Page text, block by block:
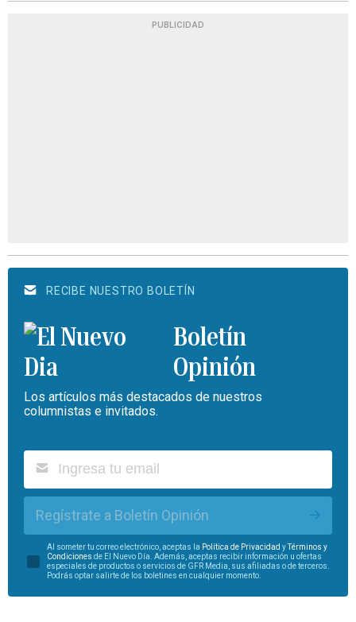
PUBLICIDAD
RECIBE NUESTRO BOLETÍN
Boletín
Opinión
Los artículos más destacados de nuestros
columnistas e invitados.
Regístrate a Boletín Opinión
Al someter tu correo electrónico, aceptas la Política de Privacidad yTérminos y
Condiciones de El Nuevo Día. Además, aceptas recibir información u ofertas
especiales de productos o servicios de GFR Media, sus afiliadas o de terceros.
Podrás optar salirte de los boletines en cualquier momento.